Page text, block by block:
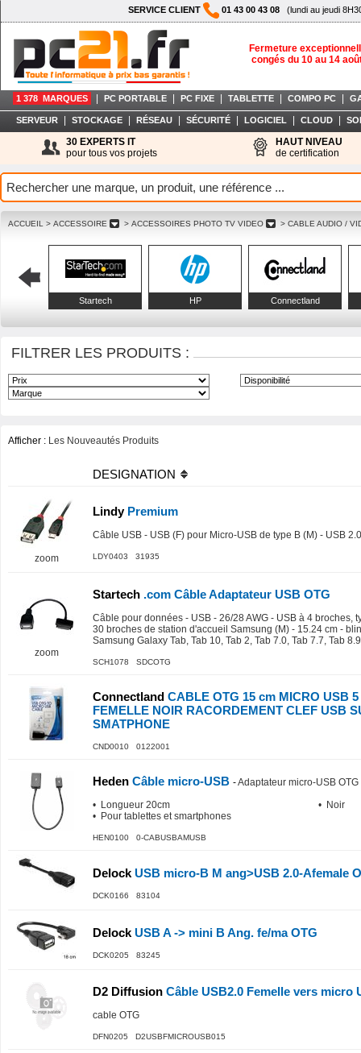
SERVICE CLIENT 01 43 00 43 08 (lundi au jeudi
Fermeture
congés du 10 au 14
1 378 MARQUES PC PORTABLE PC FIXE TABLETTE COMPO PC
SERVEUR STOCKAGE RÉSEAU SÉCURITÉ LOGICIEL CLOUD
30 EXPERTS IT
pour tous vos projets
HAUT NIVEAU
de certification
ACCUEIL > ACCESSOIRE > ACCESSOIRES PHOTO TV VIDEO > CABLE AUDIO /
Startech HP Connectland
FILTRER LES PRODUITS :
Afficher : Les Nouveautés Produits
DESIGNATION
zoom
LindyPremium
Câble USB - USB (F) pour Micro-USB de type B (M) - USB
LDY0403 31935
zoom
Startech .com Câble Adaptateur USB OTG
Câble pour données - USB - 26/28 AWG - USB à 4 broches,
30 broches de station d'accueil Samsung (M) - 15.24 cm -
Samsung Galaxy Tab, Tab 10, Tab 2, Tab 7.0, Tab 7.7, Tab
SCH1078 SDCOTG
Connectland CABLE OTG 15 cm MICRO USB
FEMELLE NOIR RACORDEMENT CLEF USB
SMATPHONE
CND0010 0122001
Heden Câble micro-USB -Adaptateur micro-USB
• Longueur 20cm
• Pour tablettes et smartphones
• Noir
HEN0100 0-CABUSBAMUSB
Delock USB micro-B M ang>USB 2.0-Afemale
DCK0166 83104
Delock USB A -> mini B Ang. fe/ma OTG
DCK0205 83245
D2 Diffusion Câble USB2.0 Femelle vers micro
cable OTG
DFN0205 D2USBFMICROUSB015